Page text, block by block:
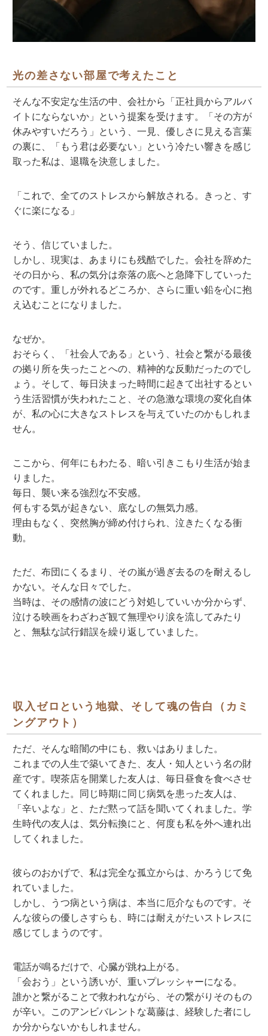
光の差さない部屋で考えたこと
そんな不安定な生活の中、会社から「正社員からアルバ
イトにならないか」という提案を受けます。「その方が
休みやすいだろう」という、一見、優しさに見える言葉
の裏に、「もう君は必要ない」という冷たい響きを感じ
取った私は、退職を決意しました。
「これで、全てのストレスから解放される。きっと、す
ぐに楽になる」
そう、信じていました。
しかし、現実は、あまりにも残酷でした。会社を辞めた
その日から、私の気分は奈落の底へと急降下していった
のです。重しが外れるどころか、さらに重い鉛を心に抱
え込むことになりました。
なぜか。
おそらく、「社会人である」という、社会と繋がる最後
の拠り所を失ったことへの、精神的な反動だったのでし
ょう。そして、毎日決まった時間に起きて出社するとい
う生活習慣が失われたこと、その急激な環境の変化自体
が、私の心に大きなストレスを与えていたのかもしれま
せん。
ここから、何年にもわたる、暗い引きこもり生活が始ま
りました。
毎日、襲い来る強烈な不安感。
何もする気が起きない、底なしの無気力感。
理由もなく、突然胸が締め付けられ、泣きたくなる衝
動。
ただ、布団にくるまり、その嵐が過ぎ去るのを耐えるし
かない。そんな日々でした。
当時は、その感情の波にどう対処していいか分からず、
泣ける映画をわざわざ観て無理やり涙を流してみたり
と、無駄な試行錯誤を繰り返していました。
収入ゼロという地獄、そして魂の告白（カミ
ングアウト）
ただ、そんな暗闇の中にも、救いはありました。
これまでの人生で築いてきた、友人・知人という名の財
産です。喫茶店を開業した友人は、毎日昼食を食べさせ
てくれました。同じ時期に同じ病気を患った友人は、
「辛いよな」と、ただ黙って話を聞いてくれました。学
生時代の友人は、気分転換にと、何度も私を外へ連れ出
してくれました。
彼らのおかげで、私は完全な孤立からは、かろうじて免
れていました。
しかし、うつ病という病は、本当に厄介なものです。そ
んな彼らの優しさすらも、時には耐えがたいストレスに
感じてしまうのです。
電話が鳴るだけで、心臓が跳ね上がる。
「会おう」という誘いが、重いプレッシャーになる。
誰かと繋がることで救われながら、その繋がりそのもの
が辛い。このアンビバレントな葛藤は、経験した者にし
か分からないかもしれません。